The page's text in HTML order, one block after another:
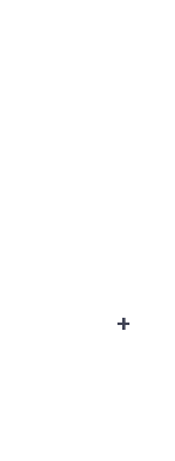
+